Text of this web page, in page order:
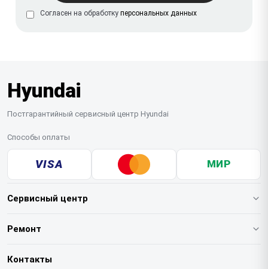
Согласен на обработку персональных данных
Hyundai
Постгарантийный сервисный центр Hyundai
Способы оплаты
VISA МИР
Сервисный центр
О нашем сервисе
Ремонт
Варочных панелей
Контакты